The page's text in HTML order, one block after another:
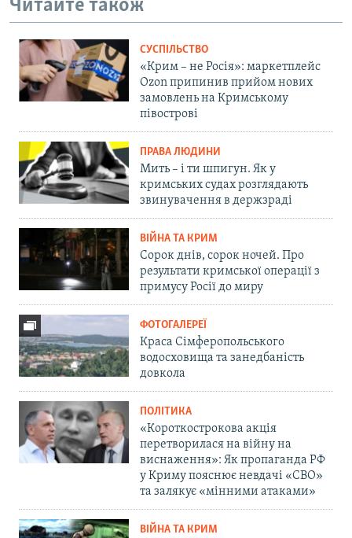
Читайте також
СУСПІЛЬСТВО
«Крим – не Росія»: маркетплейс
Ozon припинив прийом нових
замовлень на Кримському
півострові
ПРАВА ЛЮДИНИ
Мить – і ти шпигун. Як у
кримських судах розглядають
звинувачення в держзраді
ВІЙНА ТА КРИМ
Сорок днів, сорок ночей. Про
результати кримської операції з
примусу Росії до миру
ФОТОГАЛЕРЕЇ
Краса Сімферопольського
водосховища та занедбаність
довкола
ПОЛІТИКА
«Короткострокова акція
перетворилася на війну на
виснаження»: Як пропаганда РФ
у Криму пояснює невдачі «СВО»
та залякує «мінними атаками»
ВІЙНА ТА КРИМ